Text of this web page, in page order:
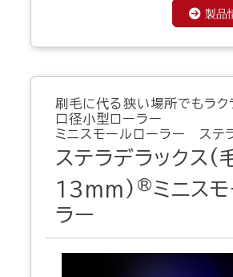
製品
刷毛に代る狭い場所でもラク
口径小型ローラー
ミニスモールローラー ステ
ステラデラックス(
13mm) ®ミニス
ラー